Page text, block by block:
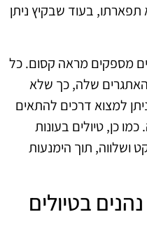
בעוד שבקיץ ניתן
מספקים מראה קסום. כל
שלה, כך שלא
למצוא דרכים להתאים
כן, טיולים בעונות
ושלווה, תוך הימנעות
לא נהנים בטיולים